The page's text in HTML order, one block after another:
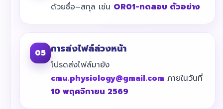
ด้วยชื่อ–สกุล เช่น OR01-ทดสอบ ตัวอย่าง
05 การส่งไฟล์ล่วงหน้า
โปรดส่งไฟล์มายัง
cmu.physiology@gmail.com ภายในวันที่
10 พฤศจิกายน 2569